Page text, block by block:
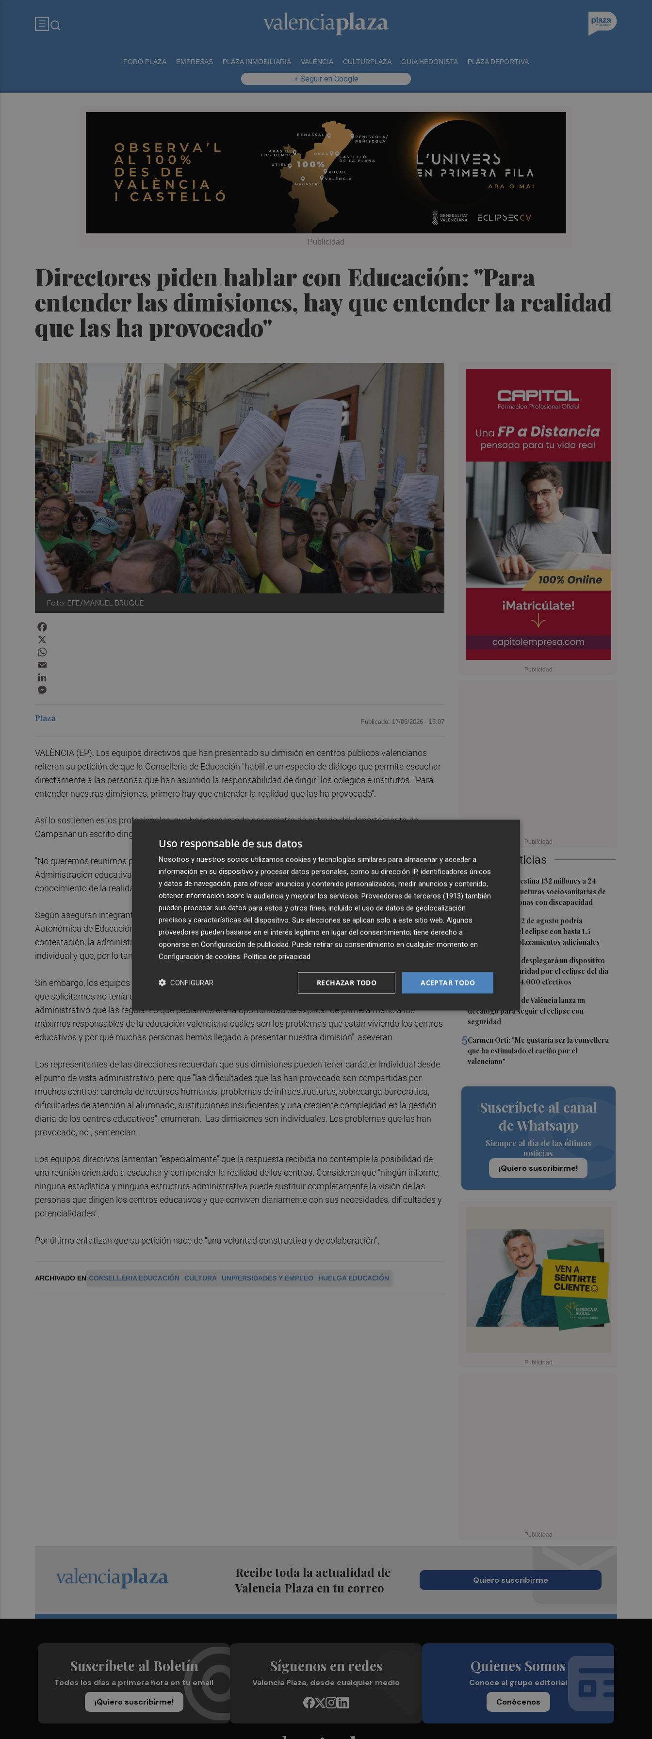
FORO PLAZA EMPRESAS PLAZA INMOBILIARIA VALÈNCIA CULTURPLAZA GUÍA HEDONISTA PLAZA DEPORTIVA
+ Seguir en Google
Directores piden hablar con Educación: "Para
entender las dimisiones, hay que entender la realidad
que las ha provocado"
Foto: EFE/MANUEL BRUQUE
Últimas Noticias
1La Generalitat destina 132 millones a 24
nuevas infraestructuras sociosanitarias de
mayores y personas con discapacidad
2La movilidad el 12 de agosto podría
duplicarse por el eclipse con hasta 1,5
millones de desplazamientos adicionales
La Guardia Civil desplegará un dispositivo
especial de seguridad por el eclipse del día
12, con más de 24.000 efectivos
El Ayuntamiento de València lanza un
decálogo para seguir el eclipse con
seguridad
5Carmen Ortí: "Me gustaría ser la consellera
que ha estimulado el cariño por el
valenciano"
Suscríbete al canal
de Whatsapp
Siempre al día de las últimas
noticias
¡Quiero suscribirme!
Plaza Publicado: 17/06/2026 · 15:07
VALÈNCIA (EP). Los equipos directivos que han presentado su dimisión en centros públicos valencianos
reiteran su petición de que la Conselleria de Educación "habilite un espacio de diálogo que permita escuchar
directamente a las personas que han asumido la responsabilidad de dirigir" los colegios e institutos. "Para
entender nuestras dimisiones, primero hay que entender la realidad que las ha provocado".
Así lo sostienen estos profesionales, que han presentado por registro de entrada del departamento de
Campanar un escrito dirigido al secretario autonómico de Educación,
"No queremos reunirnos para confrontar. Queremos reunirnos para ayudar. Formamos parte de la
Administración educativa y pensamos que tenemos la obligación de aportar nuestra experiencia y nuestro
conocimiento de la realidad de los centros", argumentan los directores.
Según aseguran integrantes de estos equipos directivos críticos, han recibido la respuesta de la Secretaría
Autonómica de Educación a la solicitud de reunión registrada recientemente ante la Conselleria. En dicha
contestación, la administración señala que las dimisiones y renuncias a la función directiva tienen carácter
individual y que, por lo tanto, no pueden ser objeto de negociación o tratamiento colectivo.
Sin embargo, los equipos directivos consideran que "no se da respuesta a la cuestión planteada". "La reunión
que solicitamos no tenía como objetivo negociar nuestras dimisiones ni modificar el procedimiento
administrativo que las regula. Lo que pedíamos era la oportunidad de explicar de primera mano a los
máximos responsables de la educación valenciana cuáles son los problemas que están viviendo los centros
educativos y por qué muchas personas hemos llegado a presentar nuestra dimisión", aseveran.
Los representantes de las direcciones recuerdan que sus dimisiones pueden tener carácter individual desde
el punto de vista administrativo, pero que "las dificultades que las han provocado son compartidas por
muchos centros: carencia de recursos humanos, problemas de infraestructuras, sobrecarga burocrática,
dificultades de atención al alumnado, sustituciones insuficientes y una creciente complejidad en la gestión
diaria de los centros educativos", enumeran. "Las dimisiones son individuales. Los problemas que las han
provocado, no", sentencian.
Los equipos directivos lamentan "especialmente" que la respuesta recibida no contemple la posibilidad de
una reunión orientada a escuchar y comprender la realidad de los centros. Consideran que "ningún informe,
ninguna estadística y ninguna estructura administrativa puede sustituir completamente la visión de las
personas que dirigen los centros educativos y que conviven diariamente con sus necesidades, dificultades y
potencialidades".
Por último enfatizan que su petición nace de "una voluntad constructiva y de colaboración".
ARCHIVADO EN CONSELLERIA EDUCACIÓN CULTURA UNIVERSIDADES Y EMPLEO HUELGA EDUCACIÓN
Recibe toda la actualidad de
Valencia Plaza en tu correo
Quiero suscribirme
Suscríbete al Boletín
Todos los días a primera hora en tu email
¡Quiero suscribirme!
Síguenos en redes
Valencia Plaza, desde cualquier medio
Quienes Somos
Conoce al grupo editorial
Conócenos
Uso responsable de sus datos
Nosotros y nuestros socios utilizamos cookies y tecnologías similares para almacenar y acceder a
información en su dispositivo y procesar datos personales, como su dirección IP, identificadores únicos
y datos de navegación, para ofrecer anuncios y contenido personalizados, medir anuncios y contenido,
obtener información sobre la audiencia y mejorar los servicios. Proveedores de terceros (1913) también
pueden procesar sus datos para estos y otros fines, incluido el uso de datos de geolocalización
precisos y características del dispositivo. Sus elecciones se aplican solo a este sitio web. Algunos
proveedores pueden basarse en el interés legítimo en lugar del consentimiento; tiene derecho a
oponerse en Configuración de publicidad. Puede retirar su consentimiento en cualquier momento en
Configuración de cookies. Política de privacidad
ACEPTAR TODO
RECHAZAR TODO
CONFIGURAR